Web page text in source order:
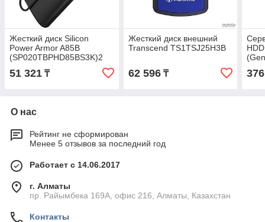
Жесткий диск Silicon
Power Armor A85B
(SP020TBPHD85BS3K)2
ТБ 2.5 USB 3.2 Gen 1
(Type-A)
51 321 ₸
Жесткий диск внешний
Transcend TS1TSJ25H3B
62 596₸
M2
О нас
Рейтинг не сформирован
Менее 5 отзывов за последний год
Работает с 14.06.2017
г. Алматы
пр. Райымбека 169А, офис 216, Алматы, Казахстан
Контакты